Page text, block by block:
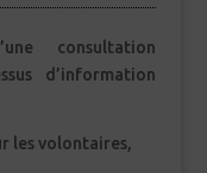
consultation
d’information
les volontaires,